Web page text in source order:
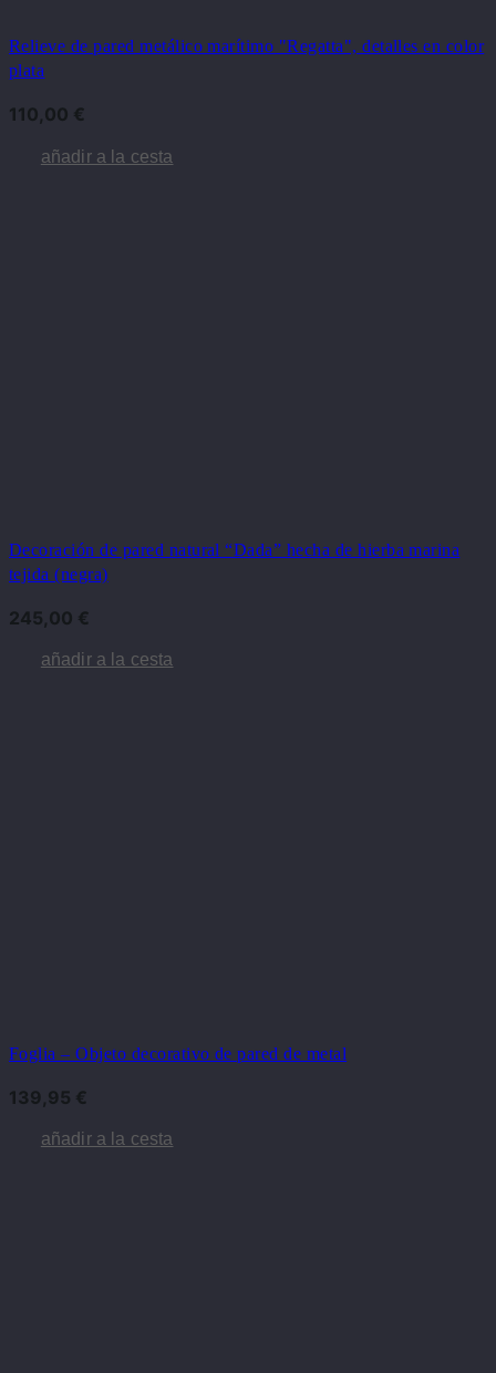
Relieve de pared metálico marítimo "Regatta", detalles en color
plata
110,00 €
añadir a la cesta
Decoración de pared natural “Dada” hecha de hierba marina
tejida (negra)
245,00 €
añadir a la cesta
Foglia – Objeto decorativo de pared de metal
139,95 €
añadir a la cesta